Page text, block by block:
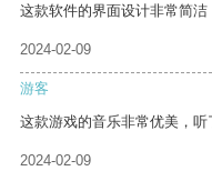
这款软件的界面设计非常简洁
2024-02-09
游客
这款游戏的音乐非常优美，听
2024-02-09